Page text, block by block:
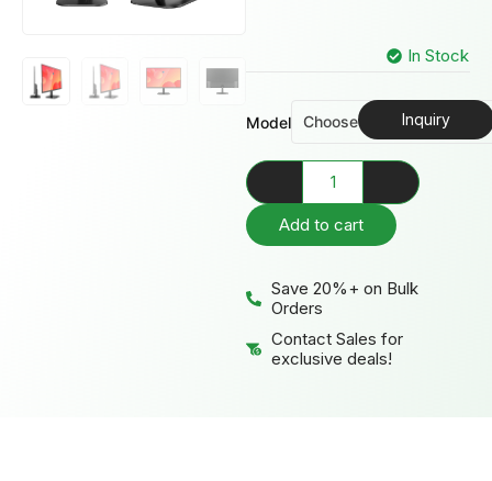
In Stock
Model
Add to cart
Inquiry
Save 20%+ on Bulk
Orders
Contact Sales for
exclusive deals!